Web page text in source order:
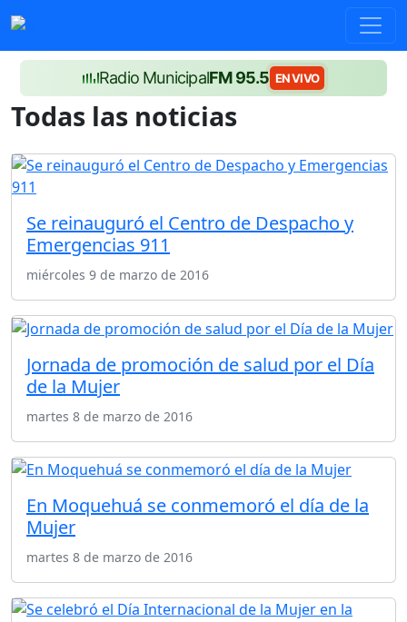
Radio MunicipalFM 95.5 EN VIVO
Todas las noticias
Se reinauguró el Centro de Despacho y
Emergencias 911
miércoles 9 de marzo de 2016
Jornada de promoción de salud por el Día
de la Mujer
martes 8 de marzo de 2016
En Moquehuá se conmemoró el día de la
Mujer
martes 8 de marzo de 2016